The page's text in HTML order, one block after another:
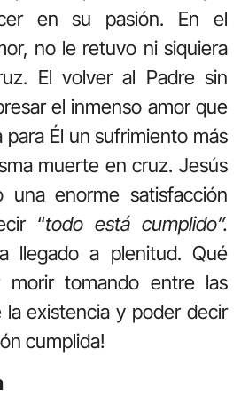
en su pasión. En el
no le retuvo ni siquiera
El volver al Padre sin
el inmenso amor que
para Él un sufrimiento más
muerte en cruz. Jesús
una enorme satisfacción
“todo está cumplido”.
llegado a plenitud. Qué
morir tomando entre las
la existencia y poder decir
cumplida!